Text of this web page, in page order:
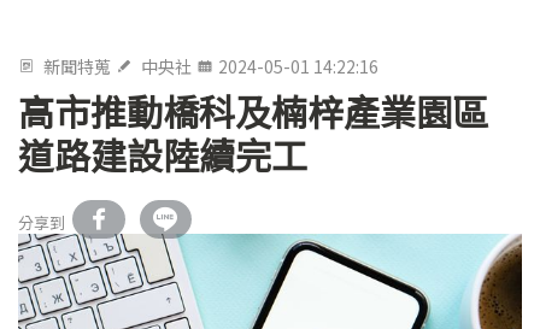
新聞特蒐 中央社 2024-05-01 14:22:16
高市推動橋科及楠梓產業園區
道路建設陸續完工
分享到